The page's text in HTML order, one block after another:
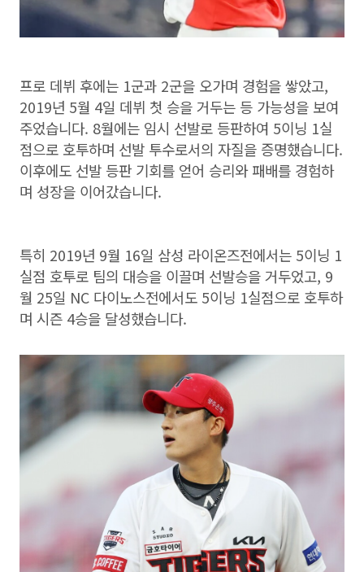
프로 데뷔 후에는 1군과 2군을 오가며 경험을 쌓았고,
2019년 5월 4일 데뷔 첫 승을 거두는 등 가능성을 보여
주었습니다. 8월에는 임시 선발로 등판하여 5이닝 1실
점으로 호투하며 선발 투수로서의 자질을 증명했습니다.
이후에도 선발 등판 기회를 얻어 승리와 패배를 경험하
며 성장을 이어갔습니다.
특히 2019년 9월 16일 삼성 라이온즈전에서는 5이닝 1
실점 호투로 팀의 대승을 이끌며 선발승을 거두었고, 9
월 25일 NC 다이노스전에서도 5이닝 1실점으로 호투하
며 시즌 4승을 달성했습니다.